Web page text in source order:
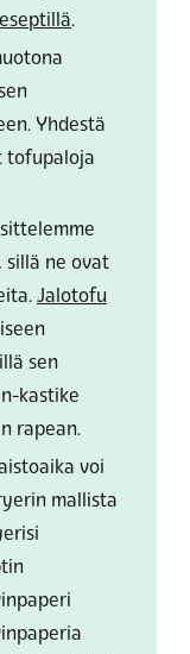
.
Yhdestä
tofupaloja
sillä ne ovat
Jalotofu
sen
kastike
rapean.
voi
mallista